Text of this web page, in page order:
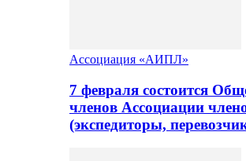
Ассоциация «АИПЛ»
7 февраля состоится
членов Ассоциации
(экспедиторы,